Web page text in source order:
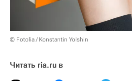
© Fotolia / Konstantin Yolshin
Читать ria.ru в